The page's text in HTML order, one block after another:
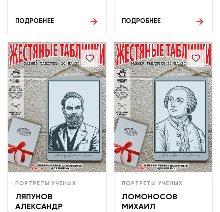
ПОДРОБНЕЕ ПОДРОБНЕЕ
ПОРТРЕТЫ УЧЕНЫХ
ЛЯПУНОВ
АЛЕКСАНДР
ПОРТРЕТЫ УЧЕНЫХ
ЛОМОНОСОВ
МИХАИЛ